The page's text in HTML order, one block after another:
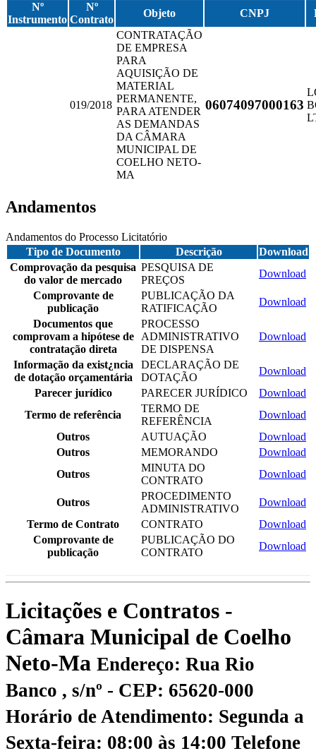
Nº
Instrumento
Nº
Contrato
Objeto CNPJ
019/2018
CONTRATAÇÃO
DE EMPRESA
PARA
AQUISIÇÃO DE
MATERIAL
PERMANENTE,
PARA ATENDER
AS DEMANDAS
DA CÂMARA
MUNICIPAL DE
COELHO NETO-
MA
06074097000163
Andamentos
Andamentos do Processo Licitatório
Tipo de Documento
Descrição
Download
Comprovação da pesquisa
do valor de mercado
PESQUISA DE
PREÇOS
Download
Comprovante de
publicação
PUBLICAÇÃO DA
RATIFICAÇÃO
Download
Documentos que
comprovam a hipótese de
contratação direta
PROCESSO
ADMINISTRATIVO
DE DISPENSA
Download
Informação da exist¿ncia
de dotação orçamentária
DECLARAÇÃO DE
DOTAÇÃO
Download
Parecer jurídico
PARECER JURÍDICO
Download
Termo de referência
TERMO DE
REFERÊNCIA
Download
Outros
AUTUAÇÃO
Download
Outros
MEMORANDO
Download
Outros
MINUTA DO
CONTRATO
Download
Outros
PROCEDIMENTO
ADMINISTRATIVO
Download
Termo de Contrato
CONTRATO
Download
Comprovante de
publicação
PUBLICAÇÃO DO
CONTRATO
Download
Licitações e Contratos -
Câmara Municipal de Coelho
Neto-Ma Endereço: Rua Rio
Banco , s/nº - CEP: 65620-000
Horário de Atendimento: Segunda a
Sexta-feira: 08:00 às 14:00 Telefone